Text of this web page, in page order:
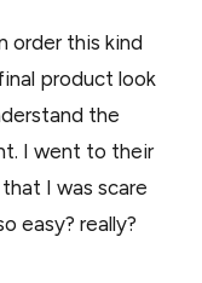
order this kind
product look
the
I went to their
I was scare
easy? really?